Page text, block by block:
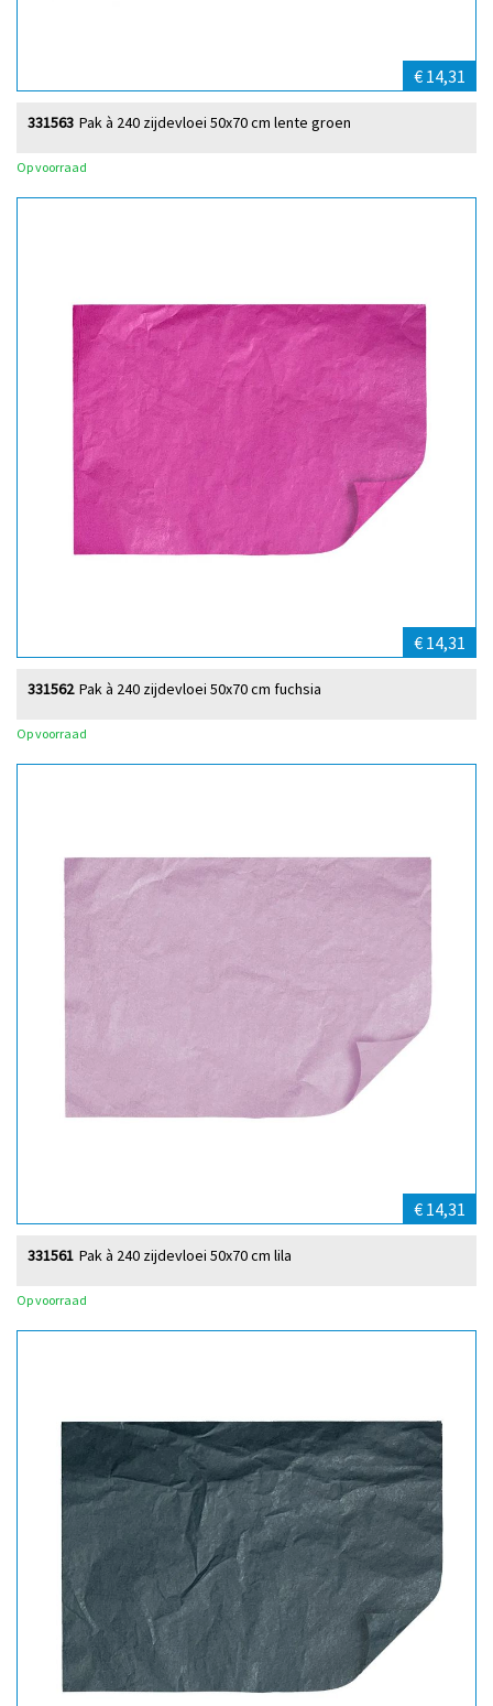
€ 14,31
Pak à 240 zijdevloei 50x70 cm lente groen
331563
Op voorraad
€ 14,31
Pak à 240 zijdevloei 50x70 cm fuchsia
331562
Op voorraad
€ 14,31
Pak à 240 zijdevloei 50x70 cm lila
331561
Op voorraad